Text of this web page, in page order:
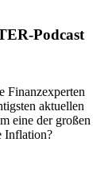
Podcast
Finanzexperten
aktuellen
eine der großen
Inflation?